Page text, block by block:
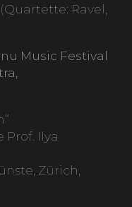
Ravel,
Music Festival
Prof. Ilya
Zürich,